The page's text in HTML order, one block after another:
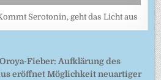
Serotonin, geht das Licht aus
Fieber: Aufklärung des
eröffnet Möglichkeit neuartiger